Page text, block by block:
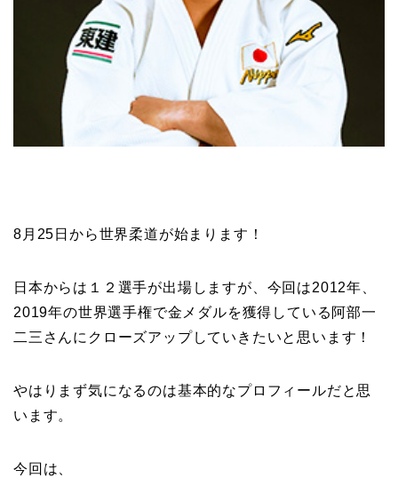
8月25日から世界柔道が始まります！
日本からは１２選手が出場しますが、今回は2012年、
2019年の世界選手権で金メダルを獲得している阿部一
二三さんにクローズアップしていきたいと思います！
やはりまず気になるのは基本的なプロフィールだと思
います。
今回は、